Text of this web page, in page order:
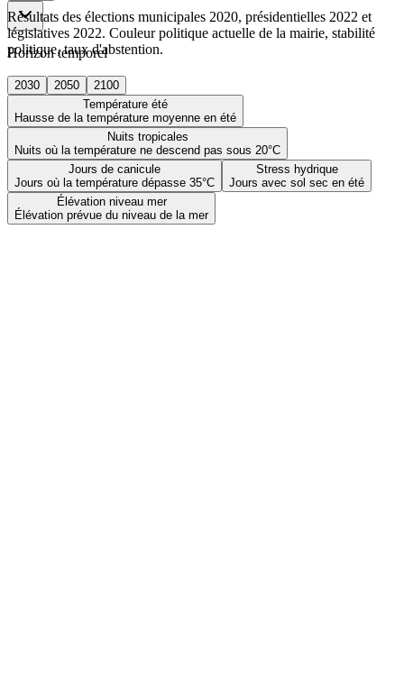
Horizon temporel
2030 2050
2100
Température été
Hausse de la température moyenne en été
Nuits tropicales
Nuits où la température ne descend pas sous 20°C
Jours de canicule
Jours où la température dépasse 35°C
Stress hydrique
Jours avec sol sec en été
Élévation niveau mer
Élévation prévue du niveau de la mer
Résultats des élections municipales 2020, présidentielles 2022 et
législatives 2022. Couleur politique actuelle de la mairie, stabilité
politique, taux d'abstention.